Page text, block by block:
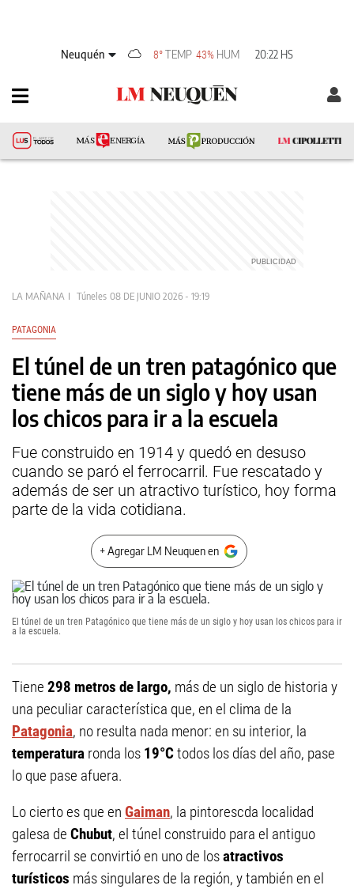
Neuquén 8° TEMP 43% HUM 20:22 HS
LA MAÑANA Túneles 08 DE JUNIO 2026 - 19:19
PATAGONIA
El túnel de un tren patagónico que
tiene más de un siglo y hoy usan
los chicos para ir a la escuela
Fue construido en 1914 y quedó en desuso
cuando se paró el ferrocarril. Fue rescatado y
además de ser un atractivo turístico, hoy forma
parte de la vida cotidiana.
+ Agregar LM Neuquen en
El túnel de un tren Patagónico que tiene más de un siglo y hoy usan los chicos para ir
a la escuela.
Tiene 298 metros de largo, más de un siglo de historia y
una peculiar característica que, en el clima de la
Patagonia, no resulta nada menor: en su interior, la
temperatura ronda los 19°Ctodos los días del año, pase
lo que pase afuera.
Lo cierto es que en Gaiman, la pintorescda localidad
galesa de Chubut, el túnel construido para el antiguo
ferrocarril se convirtió en uno de losatractivos
turísticos más singulares de la región, y también en el